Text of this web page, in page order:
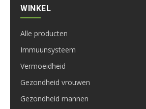
WINKEL
Alle producten
Immuunsysteem
Vermoeidheid
Gezondheid vrouwen
Gezondheid mannen